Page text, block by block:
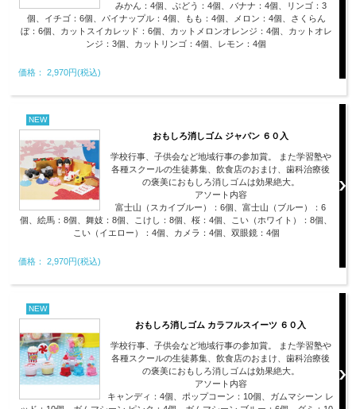
みかん：4個、ぶどう：4個、バナナ：4個、リンゴ：3
個、イチゴ：6個、パイナップル：4個、もも：4個、メロン：4個、さくらん
ぼ：6個、カットスイカレッド：6個、カットメロンオレンジ：4個、カットオレ
ンジ：3個、カットリンゴ：4個、レモン：4個
価格： 2,970円(税込)
NEW
おもしろ消しゴム ジャパン ６０入
学校行事、子供会など地域行事の参加賞。 また学習塾や
各種スクールの生徒募集、飲食店のおまけ、歯科治療後
の褒美におもしろ消しゴムは効果絶大。
アソート内容
富士山（スカイブルー）：6個、富士山（ブルー）：6
個、絵馬：8個、舞妓：8個、こけし：8個、桜：4個、こい（ホワイト）：8個、
こい（イエロー）：4個、カメラ：4個、双眼鏡：4個
価格： 2,970円(税込)
NEW
おもしろ消しゴム カラフルスイーツ ６０入
学校行事、子供会など地域行事の参加賞。 また学習塾や
各種スクールの生徒募集、飲食店のおまけ、歯科治療後
の褒美におもしろ消しゴムは効果絶大。
アソート内容
キャンディ：4個、ポップコーン：10個、ガムマシーン レ